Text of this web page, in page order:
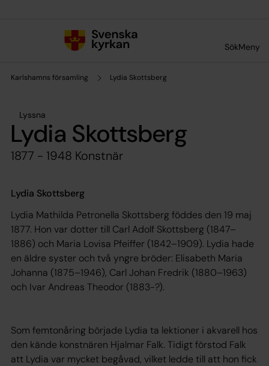
SökMeny
Karlshamns församling Lydia Skottsberg
Lyssna
Lydia Skottsberg
1877 - 1948 Konstnär
Lydia Skottsberg
Lydia Mathilda Petronella Skottsberg föddes den 19 maj
1877. Hon var dotter till Carl Adolf Skottsberg (1847–
1886) och Maria Lovisa Pfeiffer (1842–1909). Lydia hade
en äldre syster och två yngre bröder: Elisabeth Maria
Johanna (1875–1946), Carl Johan Fredrik (1880–1963)
och Ivar Andreas Theodor (1883-?).
Som femtonåring började Lydia ta lektioner i akvarell hos
den kände konstnären Hjalmar Falk. Tidigt förstod Falk
att Lydia var mycket begåvad, vilket ledde till att hon fick